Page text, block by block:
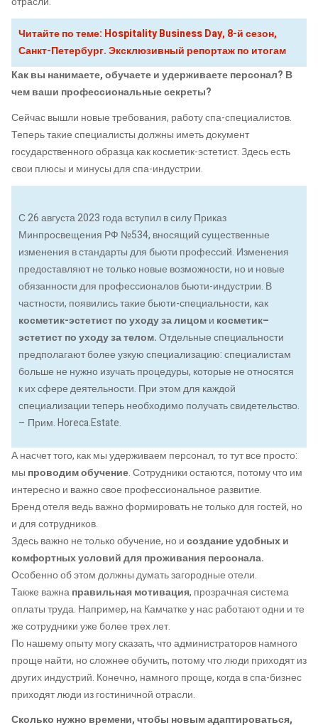
Читайте по теме: Hospitality Business Day, 8-й сезон,
Санкт-Петербург. Эксклюзивный репортаж по итогам
Как вы нанимаете, обучаете и удерживаете персонал? В
чем ваши профессиональные секреты?
Сейчас вышли новые требования, работу спа-специалистов.
Теперь такие специалисты должны иметь документ
государственного образца как косметик-эстетист. Здесь есть
свои плюсы и минусы для спа-индустрии.
С 26 августа 2023 года вступил в силу Приказ
Минпросвещения РФ №534, вносящий существенные
изменения в стандарты для бьюти профессий. Изменения
предоставляют не только новые возможности, но и новые
обязанности для профессионалов бьюти-индустрии. В
частности, появились такие бьюти-специальности, как
косметик-эстетист по уходу за лицоми косметик–
эстетист по уходу за телом.Отдельные специальности
предполагают более узкую специализацию: специалистам
больше не нужно изучать процедуры, которые не относятся
к их сфере деятельности. При этом для каждой
специализации теперь необходимо получать свидетельство.
– Прим. Horeca.Estate.
А насчет того, как мы удерживаем персонал, то тут все просто:
мы проводим обучение. Сотрудники остаются, потому что им
интересно и важно свое профессиональное развитие.
Бренд отеля ведь важно формировать не только для гостей, но
и для сотрудников.
Здесь важно не только обучение, но исоздание удобных и
комфортных условий для проживания персонала.
Особенно об этом должны думать загородные отели.
Также важнаправильная мотивация, прозрачная система
оплаты труда. Например, на Камчатке у нас работают одни и те
же сотрудники уже более трех лет.
По нашему опыту могу сказать, что администраторов намного
проще найти, но сложнее обучить, потому что люди приходят из
других индустрий. Конечно, намного проще, когда в спа-бизнес
приходят люди из гостиничной отрасли.
Сколько нужно времени, чтобы новым адаптироваться,